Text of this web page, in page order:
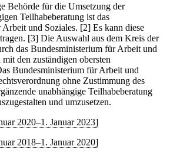
Behörde für die Umsetzung der
Teilhabeberatung ist das
und Soziales. [2] Es kann diese
[3] Die Auswahl aus dem Kreis der
das Bundesministerium für Arbeit und
den zuständigen obersten
Bundesministerium für Arbeit und
ohne Zustimmung des
unabhängige Teilhabeberatung
und umzusetzen.
2020–1. Januar 2023]
2018–1. Januar 2020]